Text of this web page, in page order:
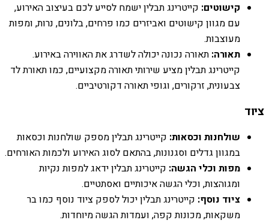
קישוטים: קייטרינג תבלין ישמח לסייע לכם בעיצוב האירוע,
עם מגוון קישוטים ואביזרים כמו פרחים, בלונים, נרות, ומפות
מעוצבות.
תאורה: תאורה נכונה יכולה לשדרג את האווירה באירוע.
קייטרינג תבלין מציע שירותי תאורה מקצועיים, כמו תאורת לד
צבעונית, זרקורים, וגופי תאורה דקורטיביים.
ציוד
שולחנות וכסאות: קייטרינג תבלין מספק שולחנות וכסאות
במגוון גדלים וסגנונות, בהתאם לסוג האירוע ולכמות האורחים.
מפות וכלי הגשה: קייטרינג תבלין ידאג למפות נקיות
ומגוהצות, וכלי הגשה איכותיים ואסתטיים.
ציוד נוסף: קייטרינג תבלין יכול לספק ציוד נוסף כמו בר
משקאות, מכונות קפה, ועמדות הגשה מיוחדות.